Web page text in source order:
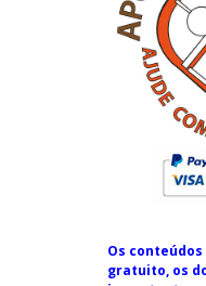
Os
gratuito, os